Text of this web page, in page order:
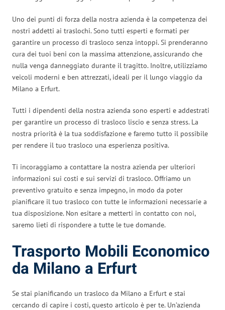
Uno dei punti di forza della nostra azienda è la competenza dei
nostri addetti ai traslochi. Sono tutti esperti e formati per
garantire un processo di trasloco senza intoppi. Si prenderanno
cura dei tuoi beni con la massima attenzione, assicurando che
nulla venga danneggiato durante il tragitto. Inoltre, utilizziamo
veicoli moderni e ben attrezzati, ideali per il lungo viaggio da
Milano a Erfurt.
Tutti i dipendenti della nostra azienda sono esperti e addestrati
per garantire un processo di trasloco liscio e senza stress. La
nostra priorità è la tua soddisfazione e faremo tutto il possibile
per rendere il tuo trasloco una esperienza positiva.
Ti incoraggiamo a contattare la nostra azienda per ulteriori
informazioni sui costi e sui servizi di trasloco. Offriamo un
preventivo gratuito e senza impegno, in modo da poter
pianificare il tuo trasloco con tutte le informazioni necessarie a
tua disposizione. Non esitare a metterti in contatto con noi,
saremo lieti di rispondere a tutte le tue domande.
Trasporto Mobili Economico
da Milano a Erfurt
Se stai pianificando un trasloco da Milano a Erfurt e stai
cercando di capire i costi, questo articolo è per te. Un’azienda